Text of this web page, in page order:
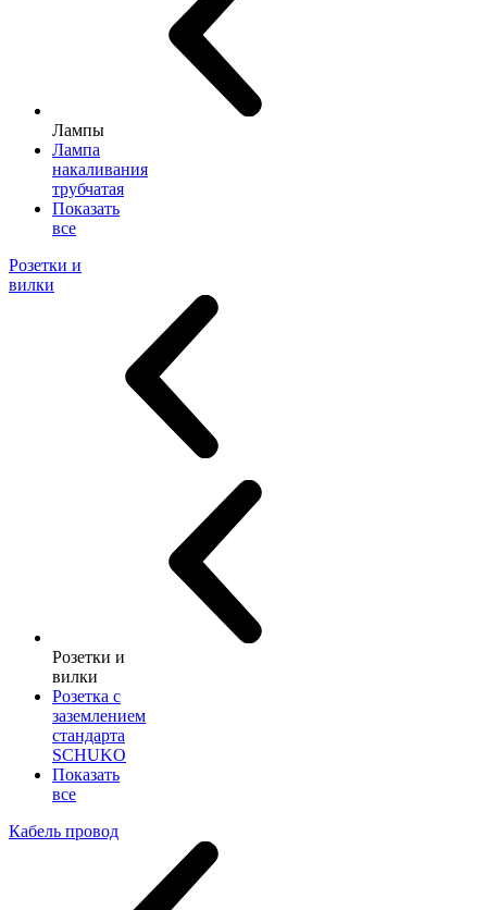
Лампы
Лампа
накаливания
трубчатая
Показать
все
Розетки и
вилки
Розетки и
вилки
Розетка с
заземлением
стандарта
SCHUKO
Показать
все
Кабель провод